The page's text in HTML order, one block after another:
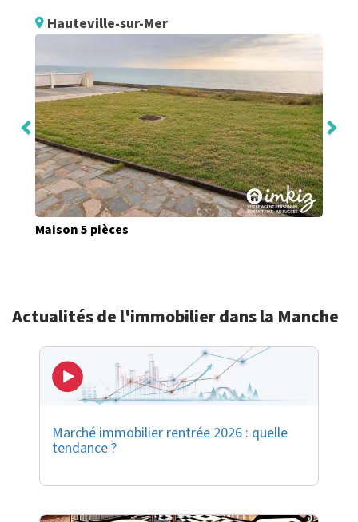
Hauteville-sur-Mer
Maison 5 pièces
Actualités de l'immobilier dans la Manche
Marché immobilier rentrée 2026 : quelle
tendance ?